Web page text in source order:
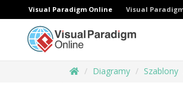
Visual Paradigm Online Visual
Diagramy Szablony